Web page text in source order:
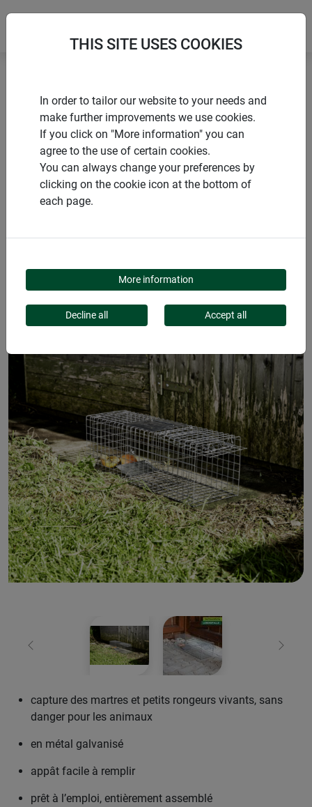
Accueil
Chiens, chats & martres
Pièges à martres & fouines
PRODUITS
PIÈGES À MARTRES &
FOUINES
retour
capture des martres et petits rongeurs vivants, sans
danger pour les animaux
en métal galvanisé
appât facile à remplir
prêt à l’emploi, entièrement assemblé
THIS SITE USES COOKIES
In order to tailor our website to your needs and
make further improvements we use cookies.
If you click on "More information" you can
agree to the use of certain cookies.
You can always change your preferences by
clicking on the cookie icon at the bottom of
each page.
More information
Decline all Accept all